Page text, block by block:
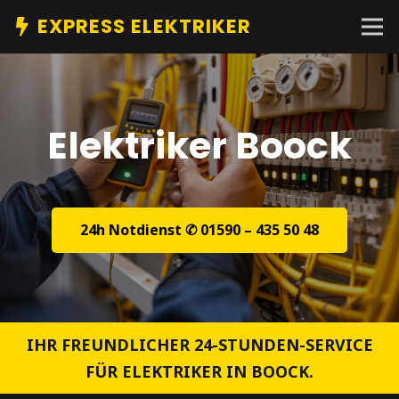
EXPRESS ELEKTRIKER
Elektriker Boock
24h Notdienst ✆ 01590 – 435 50 48
IHR FREUNDLICHER 24-STUNDEN-SERVICE
FÜR ELEKTRIKER IN BOOCK.